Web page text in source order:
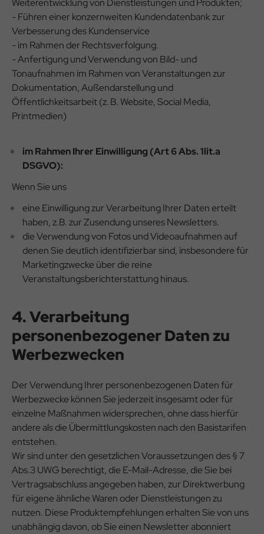
Weiterentwicklung von Dienstleistungen und Produkten;
- Führen einer konzernweiten Kundendatenbank zur
Verbesserung des Kundenservice
- im Rahmen der Rechtsverfolgung.
-Anfertigung und Verwendung von Bild- und
Tonaufnahmen im Rahmen von Veranstaltungen zur
Dokumentation, Außendarstellung und
Öffentlichkeitsarbeit (z. B. Website, Social Media,
Printmedien)
im Rahmen Ihrer Einwilligung (Art 6 Abs. 1lit.a
DSGVO):
Wenn Sie uns
eine Einwilligung zur Verarbeitung Ihrer Daten erteilt
haben, z.B. zur Zusendung unseres Newsletters.
die Verwendung von Fotos und Videoaufnahmen auf
denen Sie deutlich identifizierbar sind, insbesondere für
Marketingzwecke über die reine
Veranstaltungsberichterstattung hinaus.
4. Verarbeitung
personenbezogener Daten zu
Werbezwecken
Der Verwendung Ihrer personenbezogenen Daten für
Werbezwecke können Sie jederzeit insgesamt oder für
einzelne Maßnahmen widersprechen, ohne dass hierfür
andere als die Übermittlungskosten nach den Basistarifen
entstehen.
Wir sind unter den gesetzlichen Voraussetzungen des § 7
Abs.3 UWG berechtigt, die E-Mail-Adresse, die Sie bei
Vertragsabschluss angegeben haben, zur Direktwerbung
für eigene ähnliche Waren oder Dienstleistungen zu
nutzen. Diese Produktempfehlungen erhalten Sie von uns
unabhängig davon, ob Sie einen Newsletter abonniert